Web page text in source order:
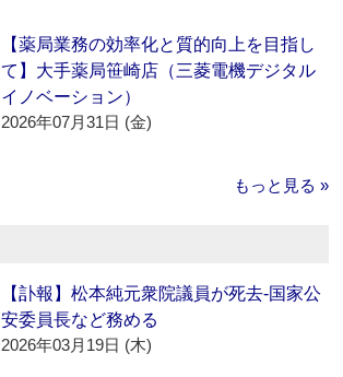
【薬局業務の効率化と質的向上を目指し
て】大手薬局笹崎店（三菱電機デジタル
イノベーション）
2026年07月31日 (金)
もっと見る »
【訃報】松本純元衆院議員が死去‐国家公
安委員長など務める
2026年03月19日 (木)